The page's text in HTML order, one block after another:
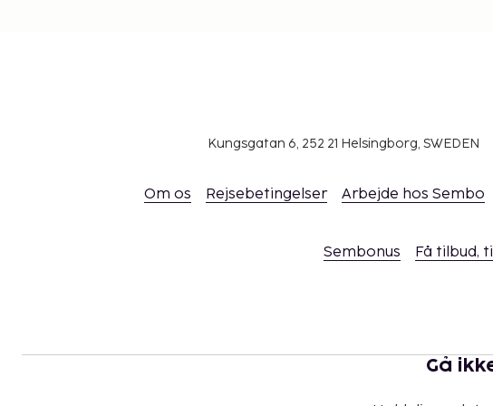
Kungsgatan 6, 252 21 Helsingborg, SWEDEN
Om os Rejsebetingelser Arbejde hos Sembo
Sembonus Få tilbud,
Gå